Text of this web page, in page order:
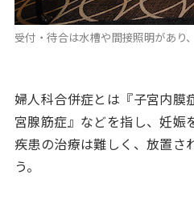
受付・待合は水槽や間接照明があり
婦人科合併症とは『子宮内膜
宮腺筋症』などを指し、妊娠
疾患の治療は難しく、放置さ
う。